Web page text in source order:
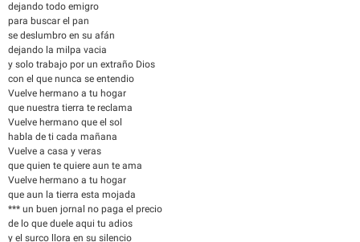
dejando todo emigro
para buscar el pan
se deslumbro en su afán
dejando la milpa vacia
y solo trabajo por un extraño Dios
con el que nunca se entendio
Vuelve hermano a tu hogar
que nuestra tierra te reclama
Vuelve hermano que el sol
habla de ti cada mañana
Vuelve a casa y veras
que quien te quiere aun te ama
Vuelve hermano a tu hogar
que aun la tierra esta mojada
*** un buen jornal no paga el precio
de lo que duele aqui tu adios
y el surco llora en su silencio